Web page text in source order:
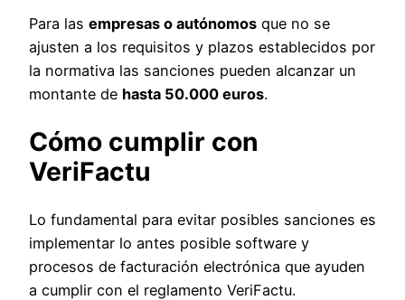
Para las empresas o autónomos que no se
ajusten a los requisitos y plazos establecidos por
la normativa las sanciones pueden alcanzar un
montante de hasta 50.000 euros.
Cómo cumplir con
VeriFactu
Lo fundamental para evitar posibles sanciones es
implementar lo antes posible software y
procesos de facturación electrónica que ayuden
a cumplir con el reglamento VeriFactu.